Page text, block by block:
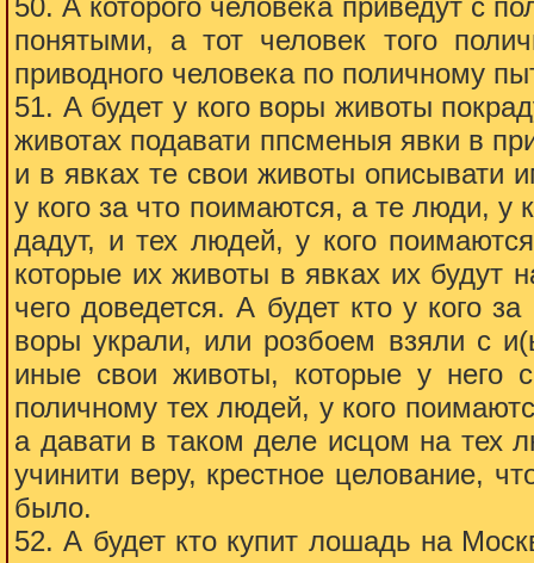
50. А которого человека приведут с
понятыми, а тот человек того
приводного человека по поличному
51. А будет у кого воры животы
животах подавати ппсменыя явки в
и в явках те свои животы описывати
у кого за что поимаются, а те люди, у
дадут, и тех людей, у кого
которые их животы в явках их будут
чего доведется. А будет кто у кого
воры украли, или розбоем взяли с
иные свои животы, которые у него
поличному тех людей, у кого
а давати в таком деле исцом на тех
учинити веру, крестное целование,
было.
52. А будет кто купит лошадь на